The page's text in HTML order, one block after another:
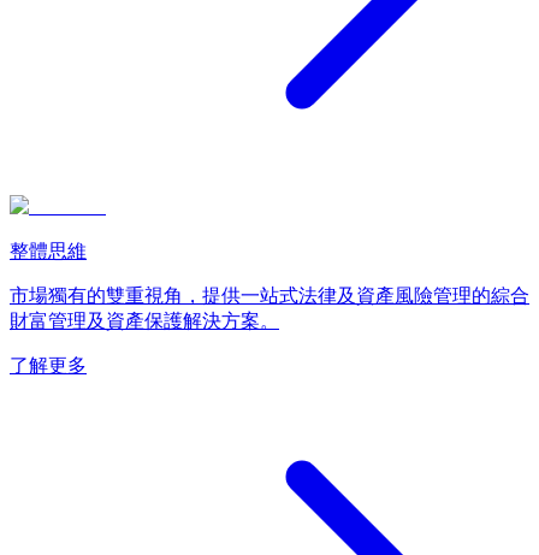
整體思維
市場獨有的雙重視角，提供一站式法律及資產風險管理的綜合
財富管理及資產保護解決方案。
了解更多